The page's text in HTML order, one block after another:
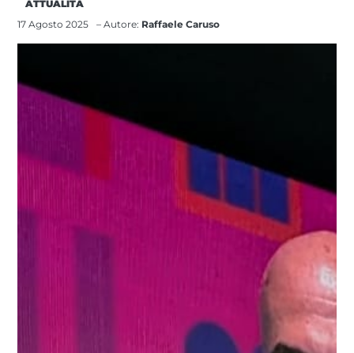
ATTUALITÀ
17 Agosto 2025
– Autore: Raffaele Caruso